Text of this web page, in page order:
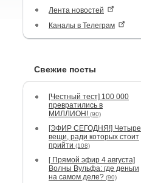
Лента новостей
Каналы в Телеграм
Свежие посты
[Честный тест] 100 000
превратились в
МИЛЛИОН! (90)
[ЭФИР СЕГОДНЯ!] Четыре
вещи, ради которых стоит
прийти (108)
[ Прямой эфир 4 августа]
Волны Вульфа: где деньги
на самом деле? (90)